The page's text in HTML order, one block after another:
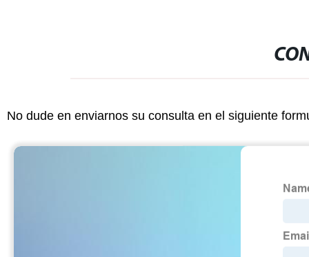
No dude en enviarnos su consulta en el siguiente